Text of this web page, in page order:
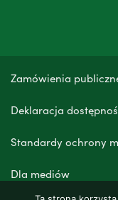
Zamówienia
Deklaracja
Standardy ochrony
Dla mediów